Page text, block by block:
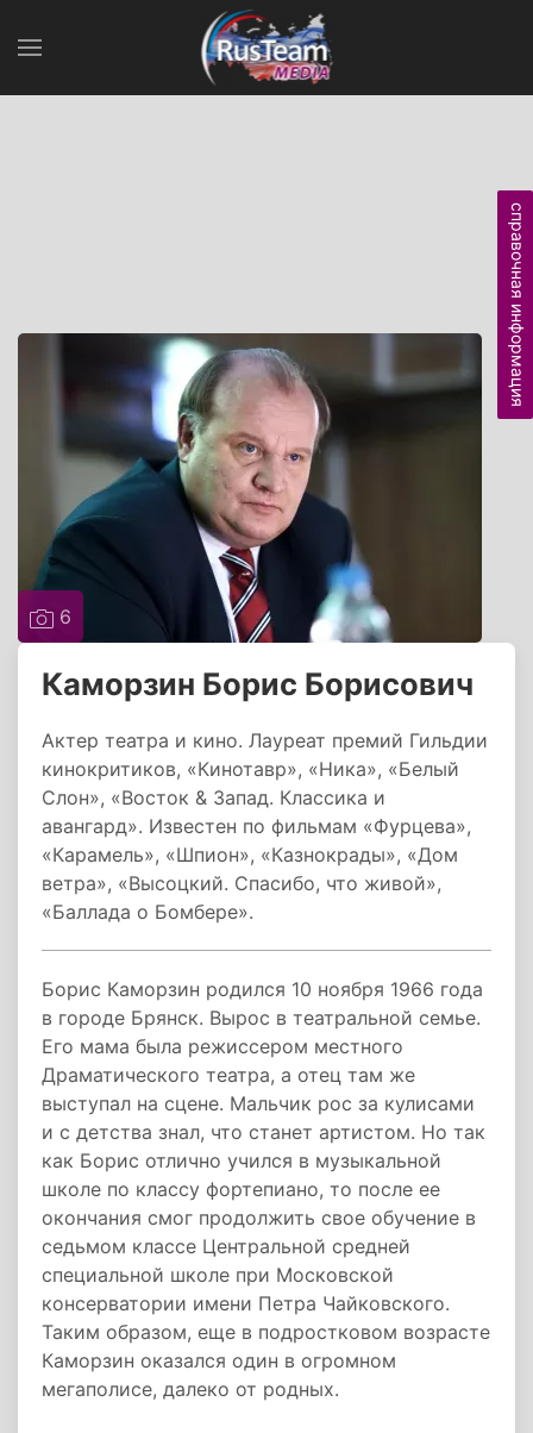
6
Каморзин Борис Борисович
Актер театра и кино. Лауреат премий Гильдии
кинокритиков, «Кинотавр», «Ника», «Белый
Слон», «Восток & Запад. Классика и
авангард». Известен по фильмам «Фурцева»,
«Карамель», «Шпион», «Казнокрады», «Дом
ветра», «Высоцкий. Спасибо, что живой»,
«Баллада о Бомбере».
Борис Каморзин родился 10 ноября 1966 года
в городе Брянск. Вырос в театральной семье.
Его мама была режиссером местного
Драматического театра, а отец там же
выступал на сцене. Мальчик рос за кулисами
и с детства знал, что станет артистом. Но так
как Борис отлично учился в музыкальной
школе по классу фортепиано, то после ее
окончания смог продолжить свое обучение в
седьмом классе Центральной средней
специальной школе при Московской
консерватории имени Петра Чайковского.
Таким образом, еще в подростковом возрасте
Каморзин оказался один в огромном
мегаполисе, далеко от родных.
справочная информация